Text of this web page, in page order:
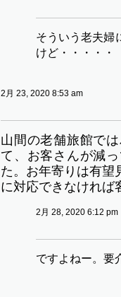
そういう老夫婦
けど・・・・・
2月 23, 2020 8:53 am
山間の老舗旅館で
て、お客さんが減
た。お年寄りは有望
に対応できなければ
2月 28, 2020 6:12 pm
ですよねー。要